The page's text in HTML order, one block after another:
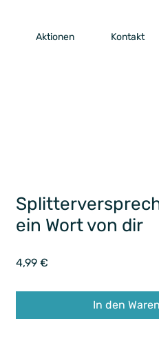
Aktionen Kontakt
ein Wort von dir
4,99 €
In den